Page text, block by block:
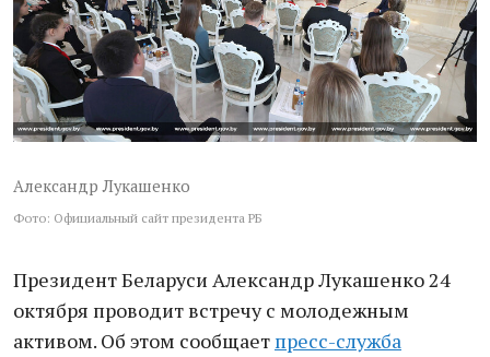
Александр Лукашенко
Фото: Официальный сайт президента РБ
Президент Беларуси Александр Лукашенко 24
октября проводит встречу с молодежным
активом. Об этом сообщает пресс-служба